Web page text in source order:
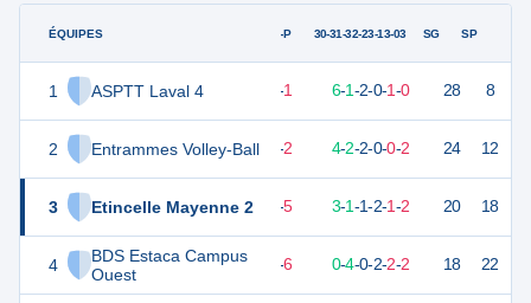
ÉQUIPES
1 ASPTT Laval 4
2 Entrammes Volley-Ball
3 Etincelle Mayenne 2
4
BDS Estaca Campus
Ouest
G-P 30-31-32-23-13-03 SG SP
25 -1 6-1-2-0-1-0 28 8
22 10 -2 4-2-2-0-0-2 24 12
16 10 -5 3-1-1-2-1-2 20 18
14 10 -6 0-4-0-2-2-2 18 22